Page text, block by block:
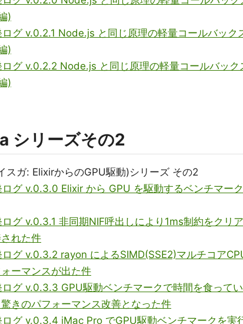
)
グ v.0.2.1 Node.js と同じ原理の軽量コールバック
)
ログ v.0.2.2 Node.js と同じ原理の軽量コールバッ
)
シリーズその2
スガ: ElixirからのGPU駆動)シリーズ その2
グ v.0.3.0 Elixir から GPU を駆動するベンチマー
グ v.0.3.1 非同期NIF呼出しにより1ms制約をクリ
れた件
ログ v.0.3.2 rayon によるSIMD(SSE2)マルチコア
ーマンスが出た件
グ v.0.3.3 GPU駆動ベンチマークで時間を食って
きのパフォーマンス改善となった件
ログ v.0.3.4 iMac Pro でGPU駆動ベンチマークを実